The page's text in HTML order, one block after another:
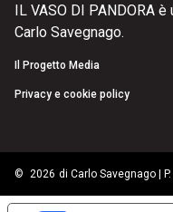
IL VASO DI PANDORA
Carlo Savegnago.
Il Progetto Media
Privacy e cookie policy
© 2026 di Carlo Savegnago |